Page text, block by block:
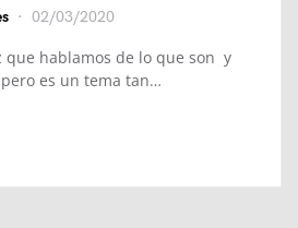
02/03/2020
que hablamos de lo que son y
es un tema tan…